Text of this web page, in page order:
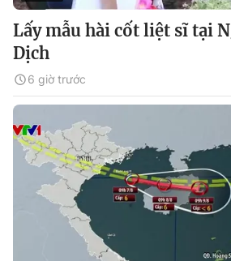
Lấy mẫu hài cốt liệt sĩ tại
Dịch
6 giờ trước